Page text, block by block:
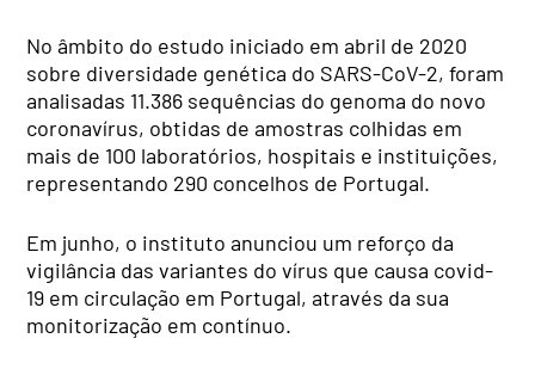
No âmbito do estudo iniciado em abril de 2020
sobre diversidade genética do SARS-CoV-2, foram
analisadas 11.386 sequências do genoma do novo
coronavírus, obtidas de amostras colhidas em
mais de 100 laboratórios, hospitais e instituições,
representando 290 concelhos de Portugal.
Em junho, o instituto anunciou um reforço da
vigilância das variantes do vírus que causa covid-
19 em circulação em Portugal, através da sua
monitorização em contínuo.